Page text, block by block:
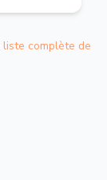
liste complète de